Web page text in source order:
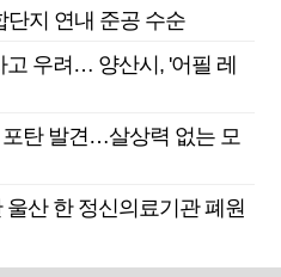
단지 연내 준공 수순
우려… 양산시, '어필 레
탄 발견…살상력 없는 모
산 한 정신의료기관 폐원